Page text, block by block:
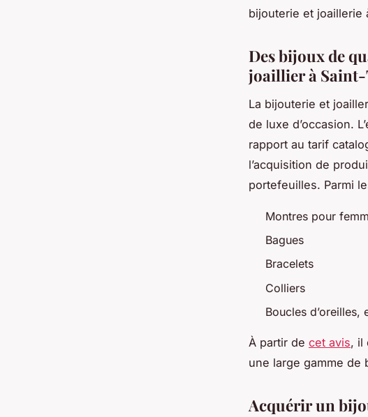
bijouterie et joaillerie
Des bijoux de
joaillier à
La bijouterie et
de luxe d’occasion.
rapport au tarif
l’acquisition de
portefeuilles. Parmi
Montres pour
Bagues
Bracelets
Colliers
Boucles d’oreilles,
À partir de cet avis, il
une large gamme de
Acquérir un